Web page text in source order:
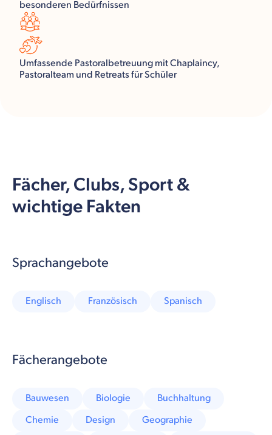
besonderen Bedürfnissen
Umfassende Pastoralbetreuung mit Chaplaincy,
Pastoralteam und Retreats für Schüler
Fächer, Clubs, Sport &
wichtige Fakten
Sprachangebote
Englisch Französisch Spanisch
Fächerangebote
Bauwesen Biologie
Buchhaltung
Chemie
Design
Geographie